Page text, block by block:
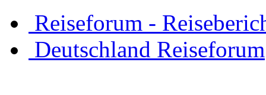
Reiseforum -
Deutschland Reiseforum